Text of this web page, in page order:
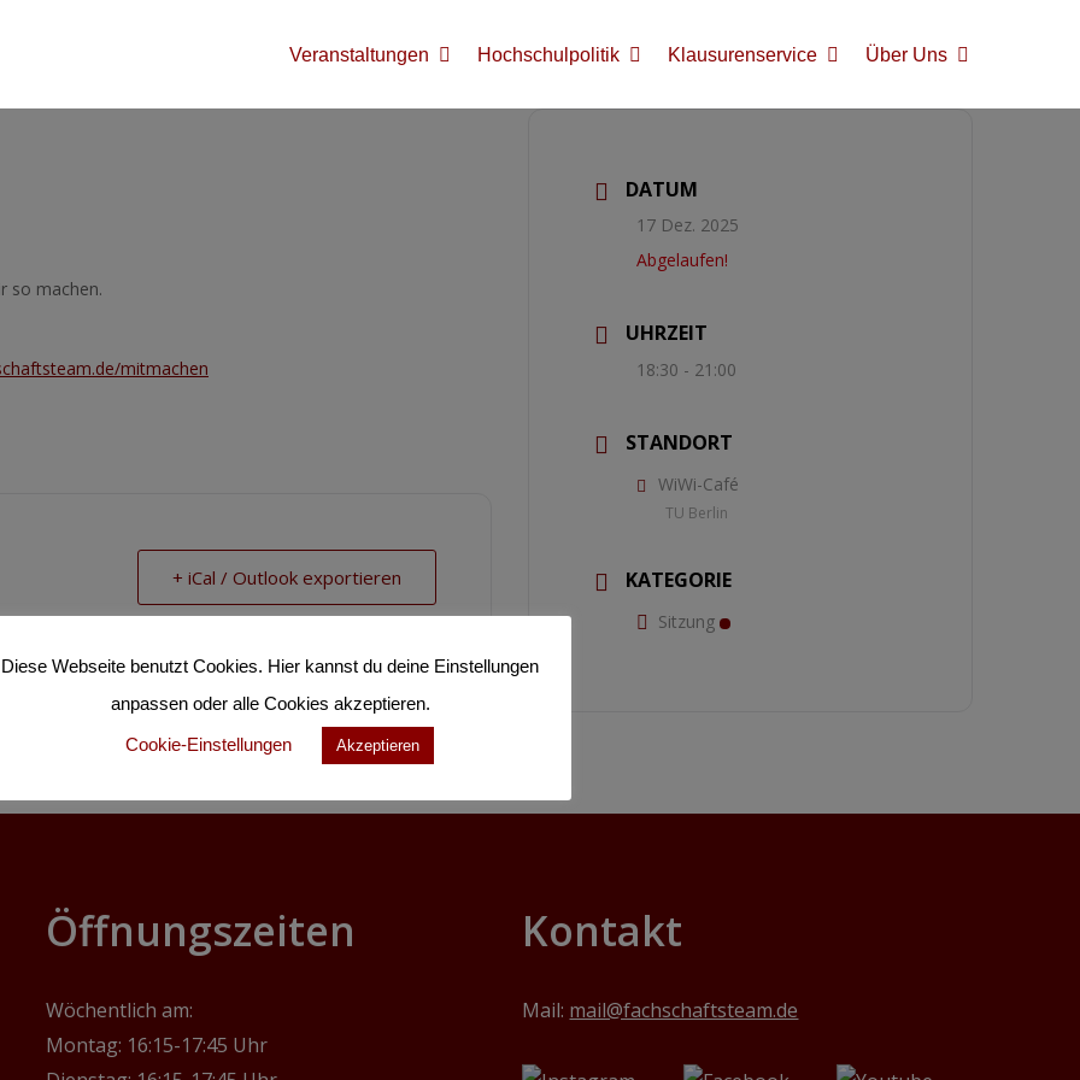
Veranstaltungen Hochschulpolitik Klausurenservice Über Uns
so machen.
mitmachen
+ iCal / Outlook exportieren
DATUM
17 Dez. 2025
Abgelaufen!
UHRZEIT
18:30 - 21:00
STANDORT
WiWi-Café
TU Berlin
KATEGORIE
Sitzung
‎Öffnungszeiten
Wöchentlich am:
Montag: 16:15-17:45 Uhr
Kontakt
Mail: mail@fachschaftsteam.de
Diese Webseite benutzt Cookies. Hier kannst du deine Einstellungen
anpassen oder alle Cookies akzeptieren.
Cookie-Einstellungen
Akzeptieren